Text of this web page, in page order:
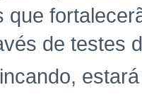
que
de testes